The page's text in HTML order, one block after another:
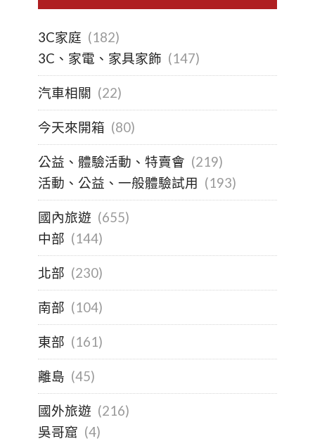
3C家庭 (182)
3C、家電、家具家飾 (147)
汽車相關 (22)
今天來開箱 (80)
公益、體驗活動、特賣會 (219)
活動、公益、一般體驗試用 (193)
國內旅遊 (655)
中部 (144)
北部 (230)
南部 (104)
東部 (161)
離島 (45)
國外旅遊 (216)
吳哥窟 (4)